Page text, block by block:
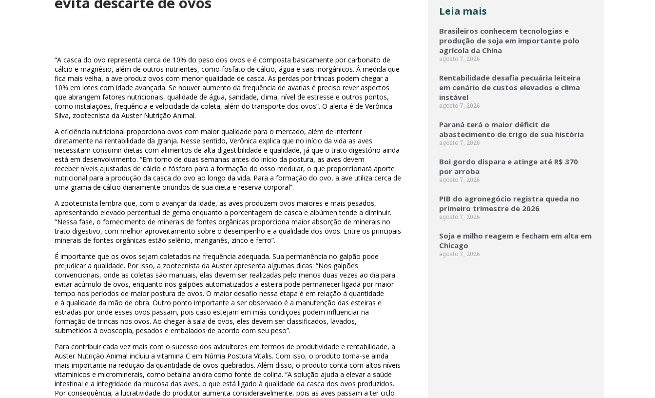
“A casca do ovo representa cerca de 10% do peso dos ovos e é composta basicamente por carbonato de
cálcio e magnésio, além de outros nutrientes, como fosfato de cálcio, água e sais inorgânicos. À medida que
fica mais velha, a ave produz ovos com menor qualidade de casca. As perdas por trincas podem chegar a
10% em lotes com idade avançada. Se houver aumento da frequência de avarias é preciso rever aspectos
que abrangem fatores nutricionais, qualidade de água, sanidade, clima, nível de estresse e outros pontos,
como instalações, frequência e velocidade da coleta, além do transporte dos ovos”. O alerta é de Verônica
Silva, zootecnista da Auster Nutrição Animal.
A eficiência nutricional proporciona ovos com maior qualidade para o mercado, além de interferir
diretamente na rentabilidade da granja. Nesse sentido, Verônica explica que no início da vida as aves
necessitam consumir dietas com alimentos de alta digestibilidade e qualidade, já que o trato digestório ainda
está em desenvolvimento. “Em torno de duas semanas antes do início da postura, as aves devem
receber níveis ajustados de cálcio e fósforo para a formação do osso medular, o que proporcionará aporte
nutricional para a produção da casca do ovo ao longo da vida. Para a formação do ovo, a ave utiliza cerca de
uma grama de cálcio diariamente oriundos de sua dieta e reserva corporal”.
A zootecnista lembra que, com o avançar da idade, as aves produzem ovos maiores e mais pesados,
apresentando elevado percentual de gema enquanto a porcentagem de casca e albúmen tende a diminuir.
“Nessa fase, o fornecimento de minerais de fontes orgânicas proporciona maior absorção de minerais no
trato digestivo, com melhor aproveitamento sobre o desempenho e a qualidade dos ovos. Entre os principais
minerais de fontes orgânicas estão selênio, manganês, zinco e ferro”.
É importante que os ovos sejam coletados na frequência adequada. Sua permanência no galpão pode
prejudicar a qualidade. Por isso, a zootecnista da Auster apresenta algumas dicas: “Nos galpões
convencionais, onde as coletas são manuais, elas devem ser realizadas pelo menos duas vezes ao dia para
evitar acúmulo de ovos, enquanto nos galpões automatizados a esteira pode permanecer ligada por maior
tempo nos períodos de maior postura de ovos. O maior desafio nessa etapa é em relação à quantidade
e à qualidade da mão de obra. Outro ponto importante a ser observado é a manutenção das esteiras e
estradas por onde esses ovos passam, pois caso estejam em más condições podem influenciar na
formação de trincas nos ovos. Ao chegar à sala de ovos, eles devem ser classificados, lavados,
submetidos à ovoscopia, pesados e embalados de acordo com seu peso”.
Para contribuir cada vez mais com o sucesso dos avicultores em termos de produtividade e rentabilidade, a
Auster Nutrição Animal incluiu a vitamina C em Númia Postura Vitalis. Com isso, o produto torna-se ainda
mais importante na redução da quantidade de ovos quebrados. Além disso, o produto conta com altos níveis
vitamínicos e microminerais, como betaína anidra como fonte de colina. “A solução ajuda a elevar a saúde
intestinal e a integridade da mucosa das aves, o que está ligado à qualidade da casca dos ovos produzidos.
Por consequência, a lucratividade do produtor aumenta consideravelmente, pois as aves passam a ter ciclo
Leia mais
Brasileiros conhecem tecnologias e
produção de soja em importante polo
agrícola da China
agosto 7, 2026
Rentabilidade desafia pecuária leiteira
em cenário de custos elevados e clima
instável
agosto 7, 2026
Paraná terá o maior déficit de
abastecimento de trigo de sua história
agosto 7, 2026
Boi gordo dispara e atinge até R$ 370
por arroba
agosto 7, 2026
PIB do agronegócio registra queda no
primeiro trimestre de 2026
agosto 7, 2026
Soja e milho reagem e fecham em alta em
Chicago
agosto 7, 2026